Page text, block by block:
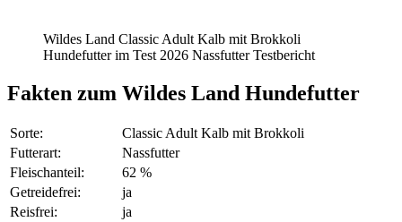
Wildes Land Classic Adult Kalb mit Brokkoli
Hundefutter im Test 2026 Nassfutter Testbericht
Fakten zum Wildes Land Hundefutter
Sorte:
Classic Adult Kalb mit Brokkoli
Futterart:
Nassfutter
Fleischanteil:
62 %
Getreidefrei:
ja
Reisfrei:
ja